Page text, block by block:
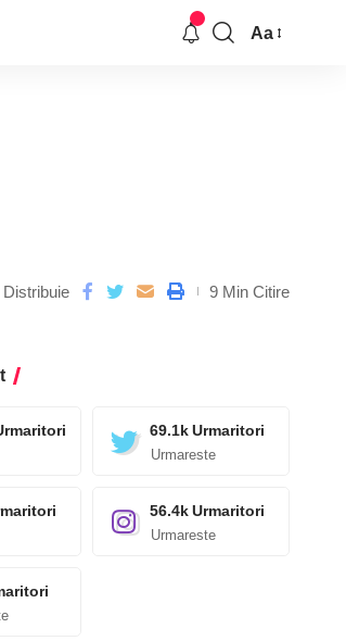
Aa
Distribuie 9 Min Citire
69.1k Urmaritori
Urmareste
56.4k Urmaritori
Urmareste